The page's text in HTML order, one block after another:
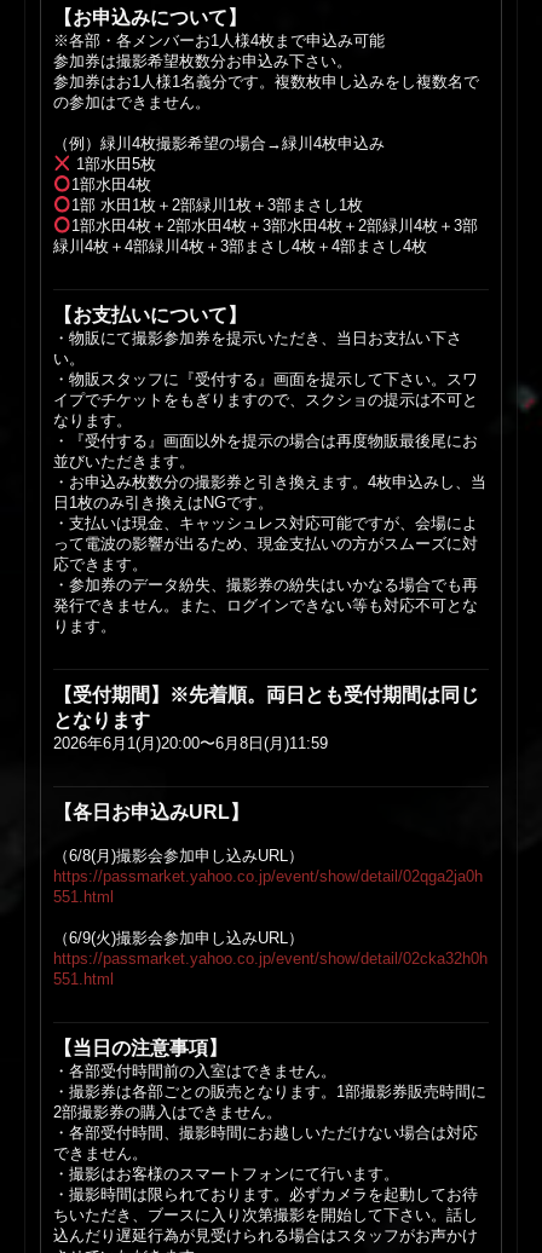
【お申込みについて】
※各部・各メンバーお1人様4枚まで申込み可能
参加券は撮影希望枚数分お申込み下さい。
参加券はお1人様1名義分です。複数枚申し込みをし複数名で
の参加はできません。
（例）緑川4枚撮影希望の場合→緑川4枚申込み
1部水田5枚
1部水田4枚
1部 水田1枚＋2部緑川1枚＋3部まさし1枚
1部水田4枚＋2部水田4枚＋3部水田4枚＋2部緑川4枚＋3部
緑川4枚＋4部緑川4枚＋3部まさし4枚＋4部まさし4枚
【お支払いについて】
・物販にて撮影参加券を提示いただき、当日お支払い下さ
い。
・物販スタッフに『受付する』画面を提示して下さい。スワ
イプでチケットをもぎりますので、スクショの提示は不可と
なります。
・『受付する』画面以外を提示の場合は再度物販最後尾にお
並びいただきます。
・お申込み枚数分の撮影券と引き換えます。4枚申込みし、当
日1枚のみ引き換えはNGです。
・支払いは現金、キャッシュレス対応可能ですが、会場によ
って電波の影響が出るため、現金支払いの方がスムーズに対
応できます。
・参加券のデータ紛失、撮影券の紛失はいかなる場合でも再
発行できません。また、ログインできない等も対応不可とな
ります。
【受付期間】※先着順。両日とも受付期間は同じ
となります
2026年6月1(月)20:00〜6月8日(月)11:59
【各日お申込みURL】
（6/8(月)撮影会参加申し込みURL）
https://passmarket.yahoo.co.jp/event/show/detail/02qga2ja0h
551.html
（6/9(火)撮影会参加申し込みURL）
https://passmarket.yahoo.co.jp/event/show/detail/02cka32h0h
551.html
【当日の注意事項】
・各部受付時間前の入室はできません。
・撮影券は各部ごとの販売となります。1部撮影券販売時間に
2部撮影券の購入はできません。
・各部受付時間、撮影時間にお越しいただけない場合は対応
できません。
・撮影はお客様のスマートフォンにて行います。
・撮影時間は限られております。必ずカメラを起動してお待
ちいただき、ブースに入り次第撮影を開始して下さい。話し
込んだり遅延行為が見受けられる場合はスタッフがお声かけ